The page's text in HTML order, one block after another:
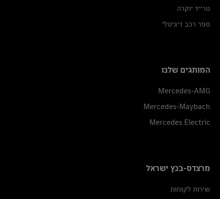
טרייד יוקרה
ספר רכב דיגיטלי
המותגים שלנו
Mercedes-AMG
Mercedes-Maybach
Mercedes Electric
מרצדס-בנץ ישראל
שירות לקוחות